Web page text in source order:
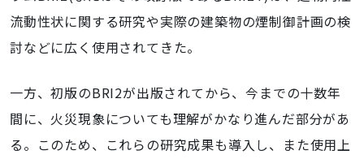
流動性状に関する研究や実際の建築物の煙制御計画の検
討などに広く使用されてきた。
一方、初版のBRI2が出版されてから、今までの十数年
間に、火災現象についても理解がかなり進んだ部分があ
る。このため、これらの研究成果も導入し、また使用上